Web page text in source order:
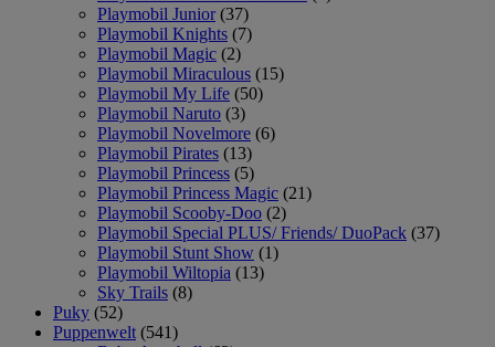
Playmobil Junior (37)
Playmobil Knights (7)
Playmobil Magic (2)
Playmobil Miraculous (15)
Playmobil My Life (50)
Playmobil Naruto (3)
Playmobil Novelmore (6)
Playmobil Pirates (13)
Playmobil Princess (5)
Playmobil Princess Magic (21)
Playmobil Scooby-Doo (2)
Playmobil Special PLUS/ Friends/ DuoPack (37)
Playmobil Stunt Show (1)
Playmobil Wiltopia (13)
Sky Trails (8)
Puky (52)
Puppenwelt (541)